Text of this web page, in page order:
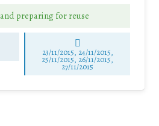
and preparing for reuse
23/11/2015, 24/11/2015,
25/11/2015, 26/11/2015,
27/11/2015